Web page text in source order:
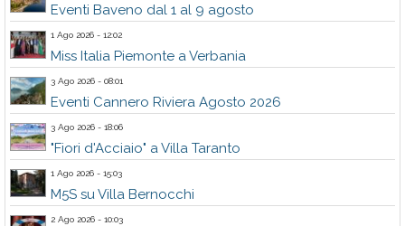
Eventi Baveno dal 1 al 9 agosto
1 Ago 2026 - 12:02
Miss Italia Piemonte a Verbania
3 Ago 2026 - 08:01
Eventi Cannero Riviera Agosto 2026
3 Ago 2026 - 18:06
"Fiori d'Acciaio" a Villa Taranto
1 Ago 2026 - 15:03
M5S su Villa Bernocchi
2 Ago 2026 - 10:03